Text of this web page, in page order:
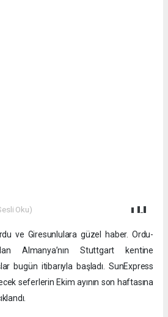
Oku)
ve Giresunlulara güzel haber. Ordu-
Almanya’nın Stuttgart kentine
bugün itibarıyla başladı. SunExpress
seferlerin Ekim ayının son haftasına